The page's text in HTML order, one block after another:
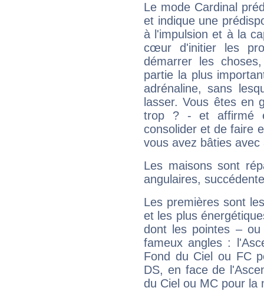
Le mode Cardinal
et indique une
à l'impulsion et à la
cœur d'initier les
démarrer les
partie la plus
adrénaline, sans
lasser. Vous êtes en
trop ? - et affirmé
consolider et de faire
vous avez bâties avec
Les maisons sont
angulaires,
Les premières sont
et les plus
dont les pointes –
fameux angles :
Fond du Ciel ou FC
DS, en face de
du Ciel ou MC pour la